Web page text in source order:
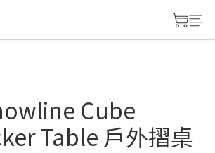
Cube
Table 戶外摺桌